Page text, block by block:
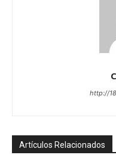
http://
Artículos Relacionados